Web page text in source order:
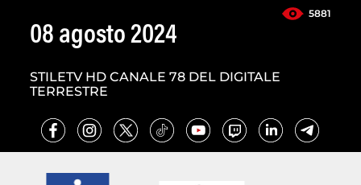
5881
08 agosto 2024
STILETV HD CANALE 78 DEL DIGITALE
TERRESTRE